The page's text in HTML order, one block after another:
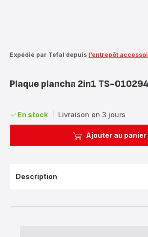
Expédié par Tefal depuis l’entrepôt
Plaque plancha 2in1 TS-
En stock Livraison en 3 jours
Ajouter au panier
Description